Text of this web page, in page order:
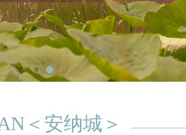
＜安纳城＞